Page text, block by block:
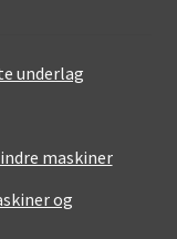
underlag
maskiner
og